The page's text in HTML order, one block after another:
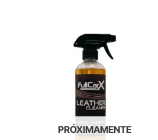
PRÓXIMAMENTE